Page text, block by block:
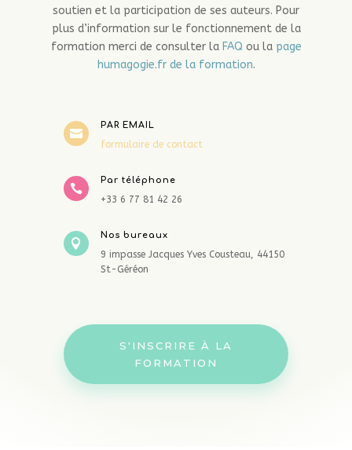
soutien et la participation de ses auteurs. Pour
plus d’information sur le fonctionnement de la
formation merci de consulter la FAQ ou la page
humagogie.fr de la formation.

PAR EMAIL
formulaire de contact

Par téléphone
+33 6 77 81 42 26

Nos bureaux
9 impasse Jacques Yves Cousteau, 44150
St-Géréon
S'INSCRIRE À LA
FORMATION